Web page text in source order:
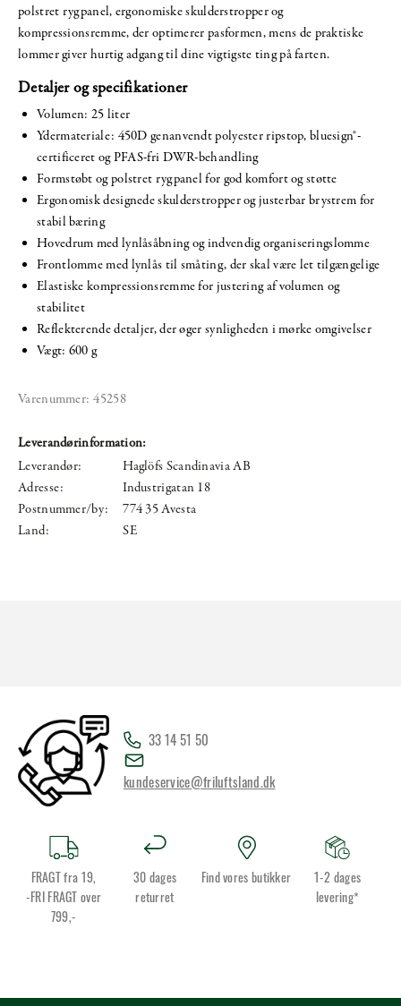
polstret rygpanel, ergonomiske skulderstropper og
kompressionsremme, der optimerer pasformen, mens de praktiske
lommer giver hurtig adgang til dine vigtigste ting på farten.
Detaljer og specifikationer
Volumen: 25 liter
Ydermateriale: 450D genanvendt polyester ripstop, bluesign®-
certificeret og PFAS-fri DWR-behandling
Formstøbt og polstret rygpanel for god komfort og støtte
Ergonomisk designede skulderstropper og justerbar brystrem for
stabil bæring
Hovedrum med lynlåsåbning og indvendig organiseringslomme
Frontlomme med lynlås til småting, der skal være let tilgængelige
Elastiske kompressionsremme for justering af volumen og
stabilitet
Reflekterende detaljer, der øger synligheden i mørke omgivelser
Vægt: 600 g
Varenummer: 45258
Leverandørinformation:
Leverandør:
Haglöfs Scandinavia AB
Adresse:
Industrigatan 18
Postnummer/by:
774 35 Avesta
Land:
SE
33 14 51 50
kundeservice@friluftsland.dk
FRAGT fra 19,
-FRI FRAGT over
799,-
30 dages
returret
Find vores butikker
1-2 dages
levering*